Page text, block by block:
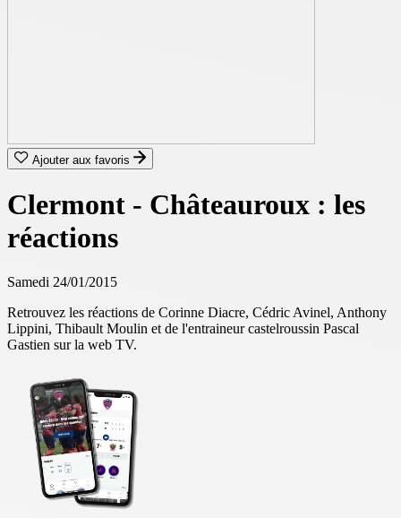
Ajouter aux favoris
Clermont - Châteauroux : les
réactions
Samedi 24/01/2015
Retrouvez les réactions de Corinne Diacre, Cédric Avinel, Anthony
Lippini, Thibault Moulin et de l'entraineur castelroussin Pascal
Gastien sur la web TV.